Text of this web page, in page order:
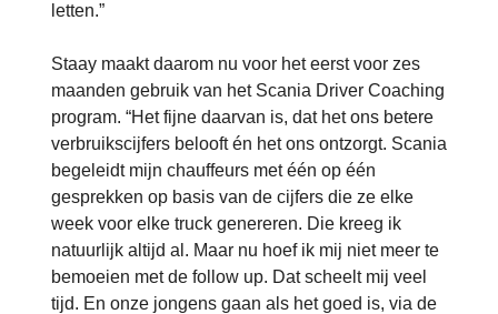
letten.”
Staay maakt daarom nu voor het eerst voor zes
maanden gebruik van het Scania Driver Coaching
program. “Het fijne daarvan is, dat het ons betere
verbruikscijfers belooft én het ons ontzorgt. Scania
begeleidt mijn chauffeurs met één op één
gesprekken op basis van de cijfers die ze elke
week voor elke truck genereren. Die kreeg ik
natuurlijk altijd al. Maar nu hoef ik mij niet meer te
bemoeien met de follow up. Dat scheelt mij veel
tijd. En onze jongens gaan als het goed is, via de